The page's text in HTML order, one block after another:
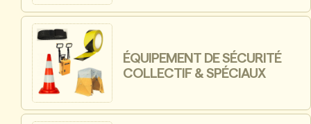
ÉQUIPEMENT DE SÉCURITÉ
COLLECTIF & SPÉCIAUX